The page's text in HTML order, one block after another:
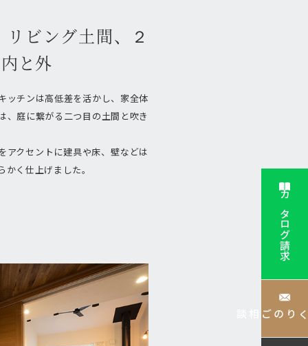
ビング土間、２
と外
ッチンは高低差を活かし、家全体
、庭に繋がる二つ目の土間と吹き
アクセントに建具や床、壁などは
く仕上げました。
カタログ請求
家づくりの